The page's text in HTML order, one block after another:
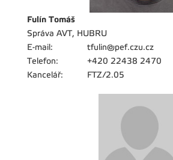
Fulín Tomáš
Správa AVT, HUBRU
E-mail:
tfulin@pef.czu.cz
Telefon:
+420 22438 2470
Kancelář:
FTZ/2.05